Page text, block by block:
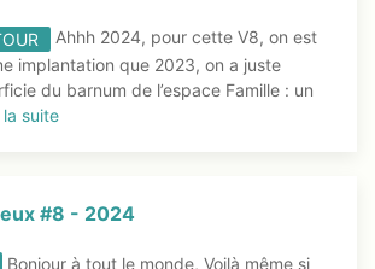
Ahhh 2024, pour cette V8, on est
implantation que 2023, on a juste
du barnum de l’espace Famille : un
la suite
#8 - 2024
Bonjour à tout le monde, Voilà même si